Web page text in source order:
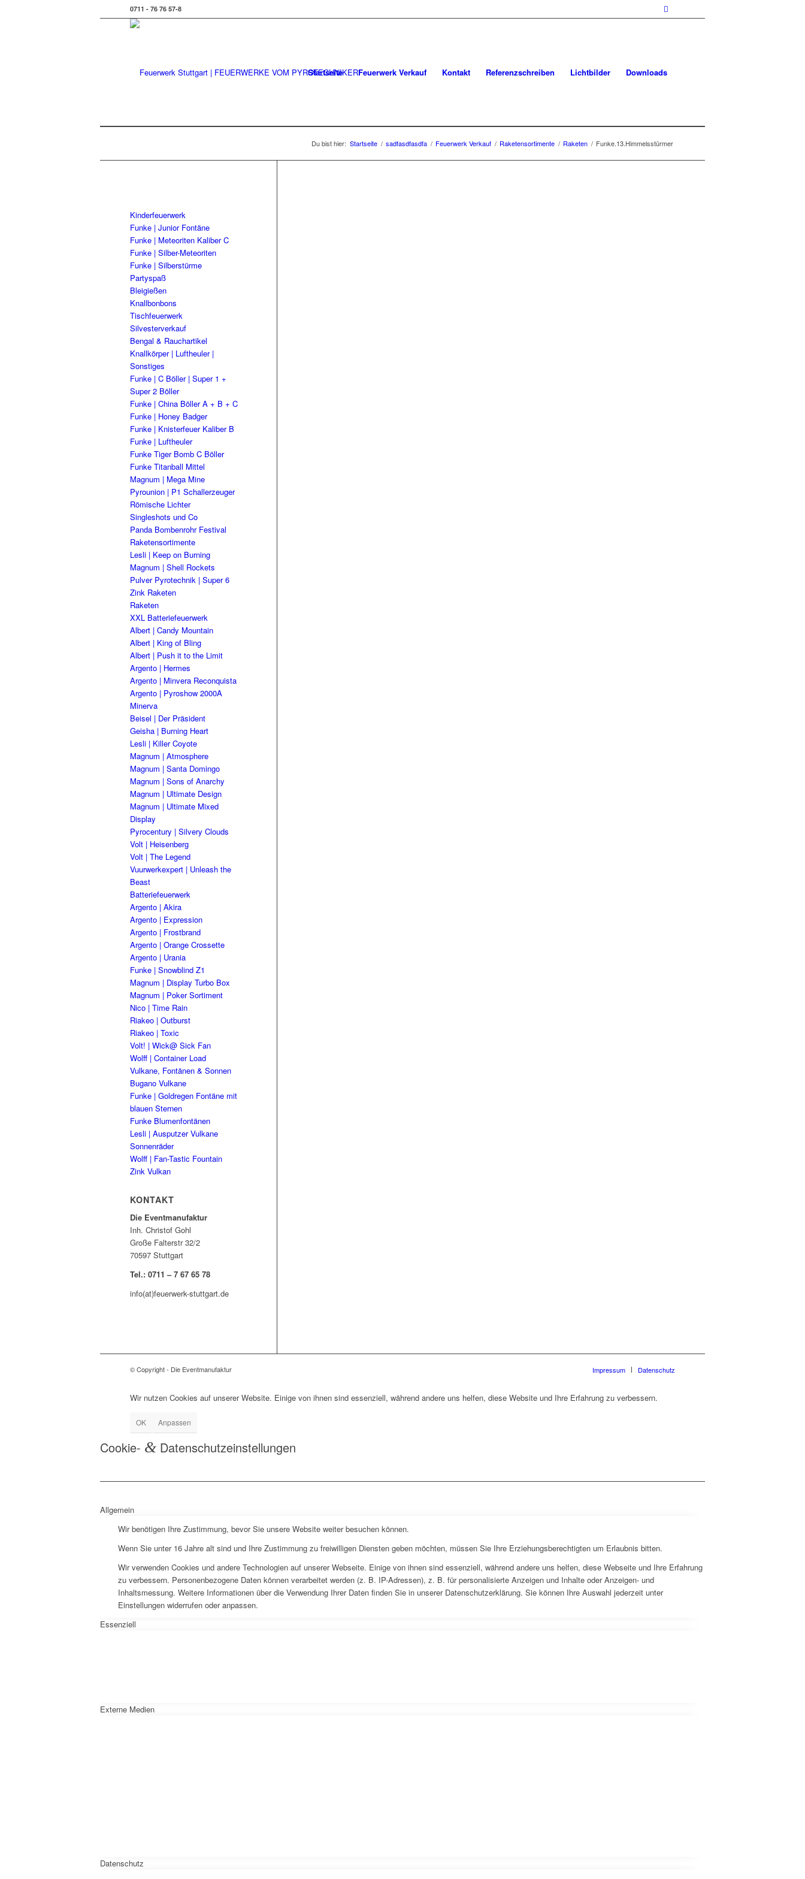
0711 - 76 76 57-8
Startseite Feuerwerk Verkauf Kontakt Referenzschreiben Lichtbilder Downloads
Du bist hier: Startseite / sadfasdfasdfa / Feuerwerk Verkauf / Raketensortimente / Raketen / Funke.13.Himmelsstürmer
Kinderfeuerwerk
Funke | Junior Fontäne
Funke | Meteoriten Kaliber C
Funke | Silber-Meteoriten
Funke | Silberstürme
Partyspaß
Bleigießen
Knallbonbons
Tischfeuerwerk
Silvesterverkauf
Bengal & Rauchartikel
Knallkörper | Luftheuler |
Sonstiges
Funke | C Böller | Super 1 +
Super 2 Böller
Funke | China Böller A + B + C
Funke | Honey Badger
Funke | Knisterfeuer Kaliber B
Funke | Luftheuler
Funke Tiger Bomb C Böller
Funke Titanball Mittel
Magnum | Mega Mine
Pyrounion | P1 Schallerzeuger
Römische Lichter
Singleshots und Co
Panda Bombenrohr Festival
Raketensortimente
Lesli | Keep on Burning
Magnum | Shell Rockets
Pulver Pyrotechnik | Super 6
Zink Raketen
Raketen
XXL Batteriefeuerwerk
Albert | Candy Mountain
Albert | King of Bling
Albert | Push it to the Limit
Argento | Hermes
Argento | Minvera Reconquista
Argento | Pyroshow 2000A
Minerva
Beisel | Der Präsident
Geisha | Burning Heart
Lesli | Killer Coyote
Magnum | Atmosphere
Magnum | Santa Domingo
Magnum | Sons of Anarchy
Magnum | Ultimate Design
Magnum | Ultimate Mixed
Display
Pyrocentury | Silvery Clouds
Volt | Heisenberg
Volt | The Legend
Vuurwerkexpert | Unleash the
Beast
Batteriefeuerwerk
Argento | Akira
Argento | Expression
Argento | Frostbrand
Argento | Orange Crossette
Argento | Urania
Funke | Snowblind Z1
Magnum | Display Turbo Box
Magnum | Poker Sortiment
Nico | Time Rain
Riakeo | Outburst
Riakeo | Toxic
Volt! | Wick@ Sick Fan
Wolff | Container Load
Vulkane, Fontänen & Sonnen
Bugano Vulkane
Funke | Goldregen Fontäne mit
blauen Sternen
Funke Blumenfontänen
Lesli | Ausputzer Vulkane
Sonnenräder
Wolff | Fan-Tastic Fountain
Zink Vulkan
KONTAKT
Die Eventmanufaktur
Inh. Christof Gohl
Große Falterstr 32/2
70597 Stuttgart
Tel.: 0711 – 7 67 65 78
info(at)feuerwerk-stuttgart.de
© Copyright - Die Eventmanufaktur Impressum Datenschutz
Wir nutzen Cookies auf unserer Website. Einige von ihnen sind essenziell, während andere uns helfen, diese Website und Ihre Erfahrung zu verbessern.
OK Anpassen
Cookie- & Datenschutzeinstellungen
Allgemein
Wir benötigen Ihre Zustimmung, bevor Sie unsere Website weiter besuchen können.
Wenn Sie unter 16 Jahre alt sind und Ihre Zustimmung zu freiwilligen Diensten geben möchten, müssen Sie Ihre Erziehungsberechtigten um Erlaubnis bitten.
Wir verwenden Cookies und andere Technologien auf unserer Webseite. Einige von ihnen sind essenziell, während andere uns helfen, diese Webseite und Ihre Erfahrung
zu verbessern. Personenbezogene Daten können verarbeitet werden (z. B. IP-Adressen), z. B. für personalisierte Anzeigen und Inhalte oder Anzeigen- und
Inhaltsmessung. Weitere Informationen über die Verwendung Ihrer Daten finden Sie in unserer Datenschutzerklärung. Sie können Ihre Auswahl jederzeit unter
Einstellungen widerrufen oder anpassen.
Essenziell
Externe Medien
Datenschutz